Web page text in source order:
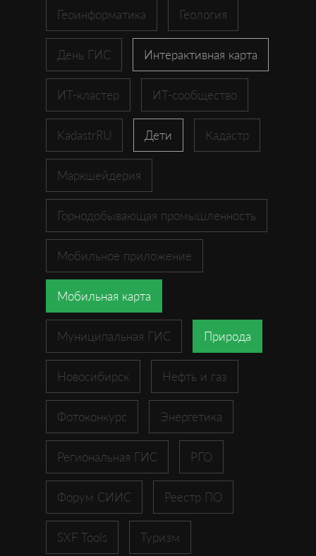
Геоинформатика Геология
День ГИС Интерактивная карта
ИТ-кластер ИТ-сообщество
KadastrRU Дети Кадастр
Маркшейдерия
Горнодобывающая промышленность
Мобильное приложение
Мобильная карта
Муниципальная ГИС Природа
Новосибирск Нефть и газ
Фотоконкурс Энергетика
Региональная ГИС РГО
Форум СИИС Реестр ПО
SXF Tools Туризм